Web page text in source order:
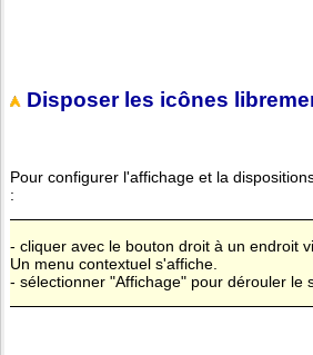
Disposer les icônes
Pour configurer l'affichage et la
:
- cliquer avec le bouton droit à un endroit
Un menu contextuel s'affiche.
- sélectionner "Affichage" pour dérouler le